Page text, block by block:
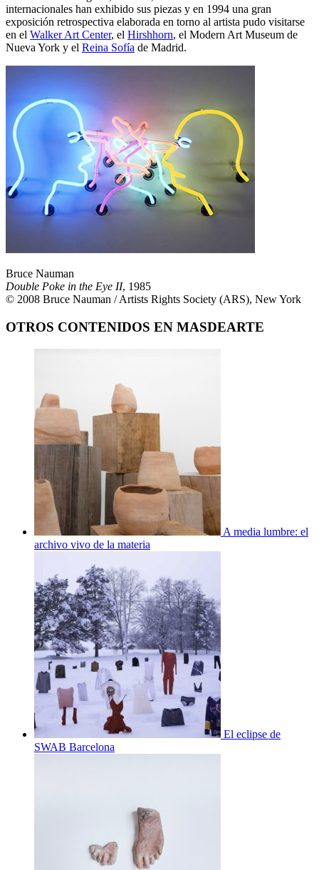
internacionales han exhibido sus piezas y en 1994 una gran
exposición retrospectiva elaborada en torno al artista pudo visitarse
en el Walker Art Center, el Hirshhorn, el Modern Art Museum de
Nueva York y el Reina Sofía de Madrid.
Bruce Nauman
Double Poke in the Eye II, 1985
© 2008 Bruce Nauman / Artists Rights Society (ARS), New York
OTROS CONTENIDOS EN MASDEARTE
A media lumbre: el
archivo vivo de la materia
El eclipse de
SWAB Barcelona